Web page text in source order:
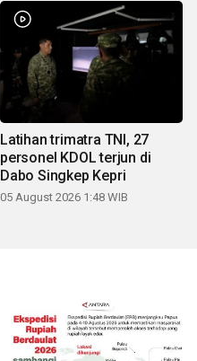
Latihan trimatra TNI, 27
personel KDOL terjun di
Dabo Singkep Kepri
05 August 2026 1:48 WIB